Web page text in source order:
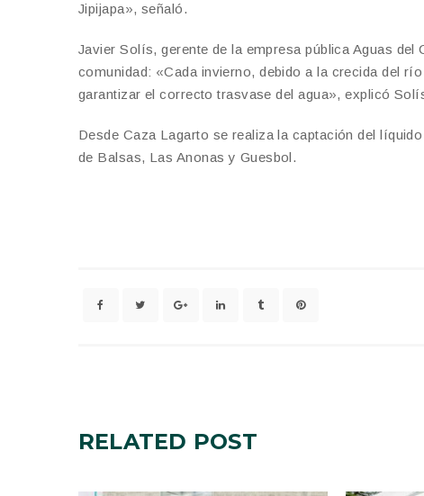
Jipijapa», señaló.
Javier Solís, gerente de la empresa pública Aguas
comunidad: «Cada invierno, debido a la crecida del
garantizar el correcto trasvase del agua», explicó
Desde Caza Lagarto se realiza la captación del
de Balsas, Las Anonas y Guesbol.
RELATED POST